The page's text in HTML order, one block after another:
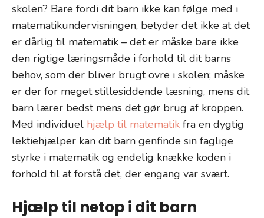
skolen? Bare fordi dit barn ikke kan følge med i
matematikundervisningen, betyder det ikke at det
er dårlig til matematik – det er måske bare ikke
den rigtige læringsmåde i forhold til dit barns
behov, som der bliver brugt ovre i skolen; måske
er der for meget stillesiddende læsning, mens dit
barn lærer bedst mens det gør brug af kroppen.
Med individuel hjælp til matematik fra en dygtig
lektiehjælper kan dit barn genfinde sin faglige
styrke i matematik og endelig knække koden i
forhold til at forstå det, der engang var svært.
Hjælp til netop i dit barn